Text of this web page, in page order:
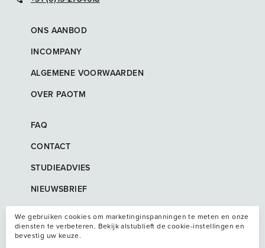
ONS AANBOD
INCOMPANY
ALGEMENE VOORWAARDEN
OVER PAOTM
FAQ
CONTACT
STUDIEADVIES
NIEUWSBRIEF
We gebruiken cookies om marketinginspanningen te meten en onze
diensten te verbeteren. Bekijk alstublieft de cookie-instellingen en
bevestig uw keuze.